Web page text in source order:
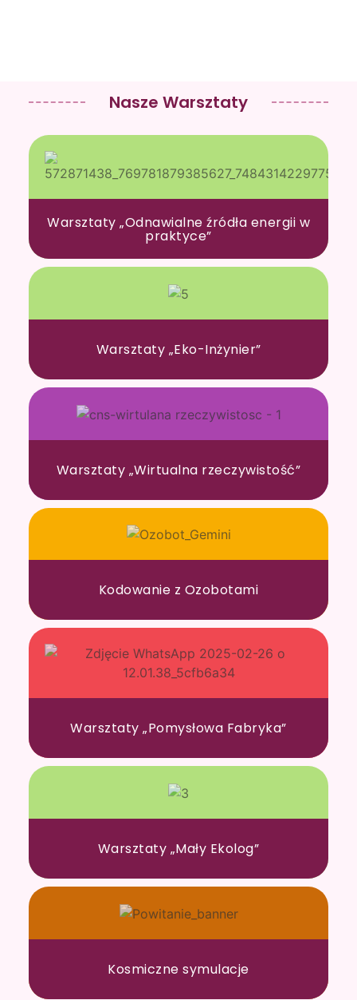
Nasze Warsztaty
Warsztaty „Odnawialne źródła energii w
praktyce”
Warsztaty „Eko-Inżynier”
Warsztaty „Wirtualna rzeczywistość”
Kodowanie z Ozobotami
Warsztaty „Pomysłowa Fabryka”
Warsztaty „Mały Ekolog”
Kosmiczne symulacje